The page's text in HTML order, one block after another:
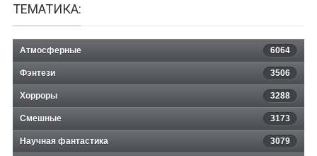
ТЕМАТИКА:
Атмосферные 6064
Фэнтези 3506
Хорроры 3288
Смешные 3173
Научная фантастика 3079